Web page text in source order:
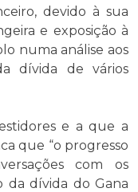
devido à sua
e exposição à
numa análise aos
dívida de vários
e a que a
que “o progresso
com os
da dívida do Gana